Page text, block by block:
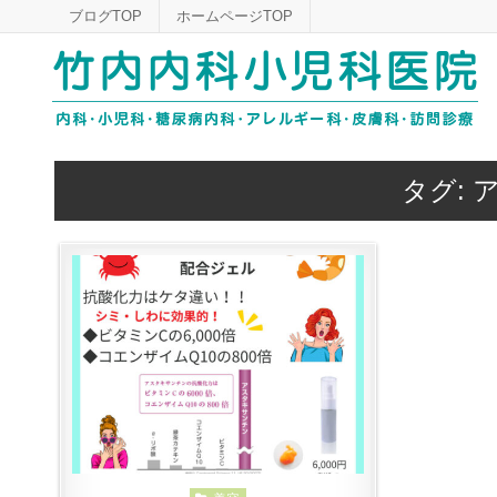
to
ブログTOP ホームページTOP
タグ: